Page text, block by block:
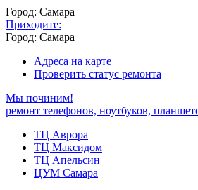
Город: Самара
Приходите:
Город: Самара
Адреса на карте
Проверить статус ремонта
Мы починим!
ремонт телефонов, ноутбуков,
ТЦ Аврора
ТЦ Максидом
ТЦ Апельсин
ЦУМ Самара